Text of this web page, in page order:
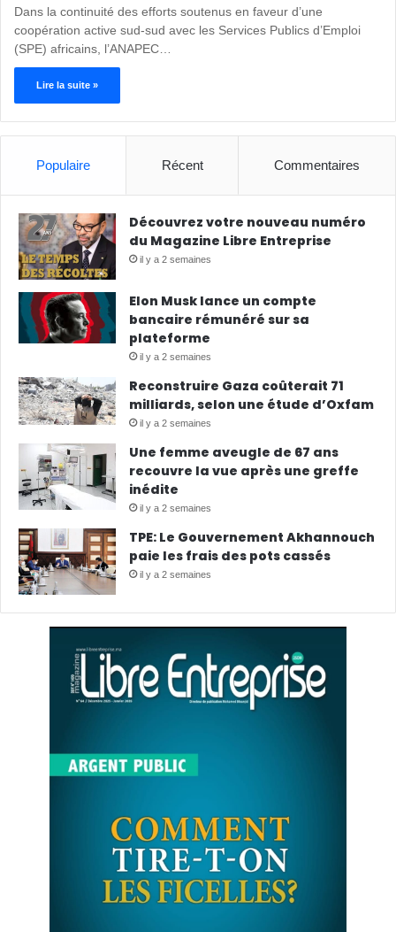
Dans la continuité des efforts soutenus en faveur d’une
coopération active sud-sud avec les Services Publics d’Emploi
(SPE) africains, l’ANAPEC…
Lire la suite »
Populaire Récent Commentaires
Découvrez votre nouveau numéro
du Magazine Libre Entreprise
il y a 2 semaines
Elon Musk lance un compte
bancaire rémunéré sur sa
plateforme
il y a 2 semaines
Reconstruire Gaza coûterait 71
milliards, selon une étude d’Oxfam
il y a 2 semaines
Une femme aveugle de 67 ans
recouvre la vue après une greffe
inédite
il y a 2 semaines
TPE: Le Gouvernement Akhannouch
paie les frais des pots cassés
il y a 2 semaines